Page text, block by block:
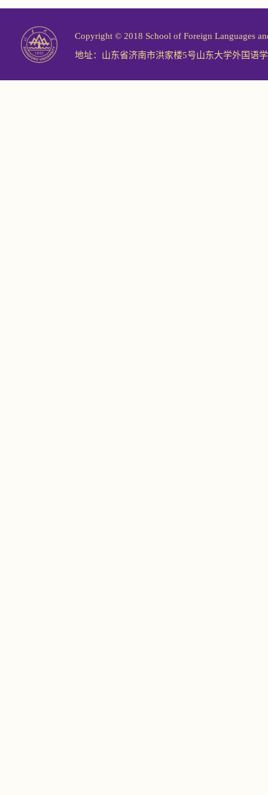
Copyright © 2018 School of Foreign Languages
地址：山东省济南市洪家楼5号山东大学外国语